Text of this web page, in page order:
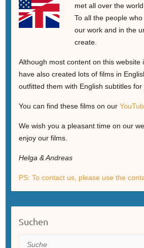
met all over the
To all the people
our work and in the
create.
Although most content on this website
have also created lots of films in
outfitted them with English subtitles for
You can find these films on our
We wish you a pleasant time on our
enjoy our films.
Helga & Andreas
PS: To contact us, please use the
Suchen
Suche